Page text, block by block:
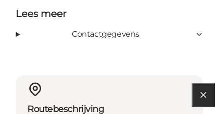
Lees meer
Contactgegevens
Routebeschrijving